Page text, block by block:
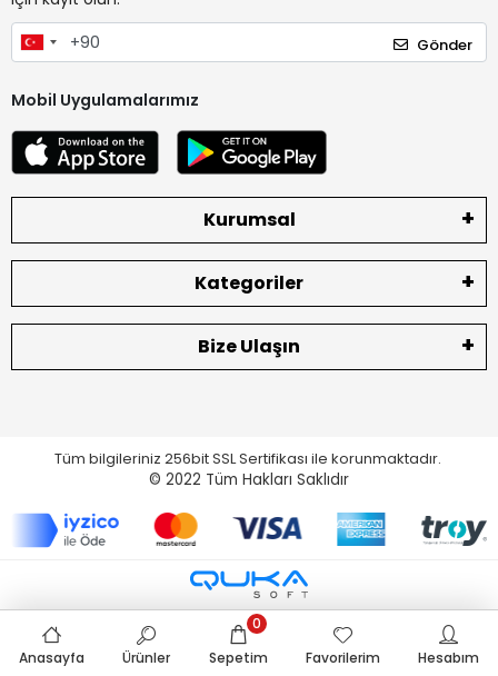
Gönder
Mobil Uygulamalarımız
Kurumsal
Kategoriler
Bize Ulaşın
Tüm bilgileriniz 256bit SSL Sertifikası ile korunmaktadır.
© 2022 Tüm Hakları Saklıdır
Anasayfa Ürünler Sepetim
0
Favorilerim
Hesabım